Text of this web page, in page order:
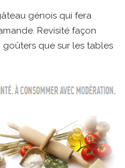
génois qui fera
Revisité façon
goûters que sur les tables